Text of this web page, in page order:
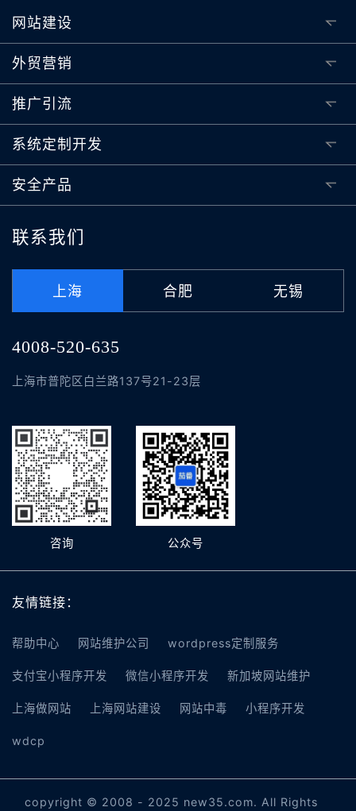
网站建设
外贸营销
推广引流
系统定制开发
安全产品
联系我们
上海 合肥 无锡
4008-520-635
上海市普陀区白兰路137号21-23层
咨询 公众号
友情链接：
帮助中心 网站维护公司 wordpress定制服务
支付宝小程序开发 微信小程序开发 新加坡网站维护
上海做网站 上海网站建设 网站中毒 小程序开发
wdcp
copyright © 2008 - 2025 new35.com. All Rights